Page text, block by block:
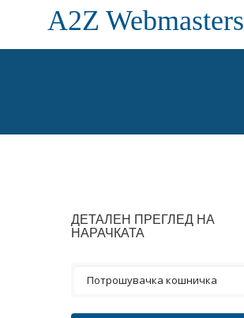
A2Z Webmasters
ДЕТАЛЕН ПРЕГЛЕД НА
НАРАЧКАТА